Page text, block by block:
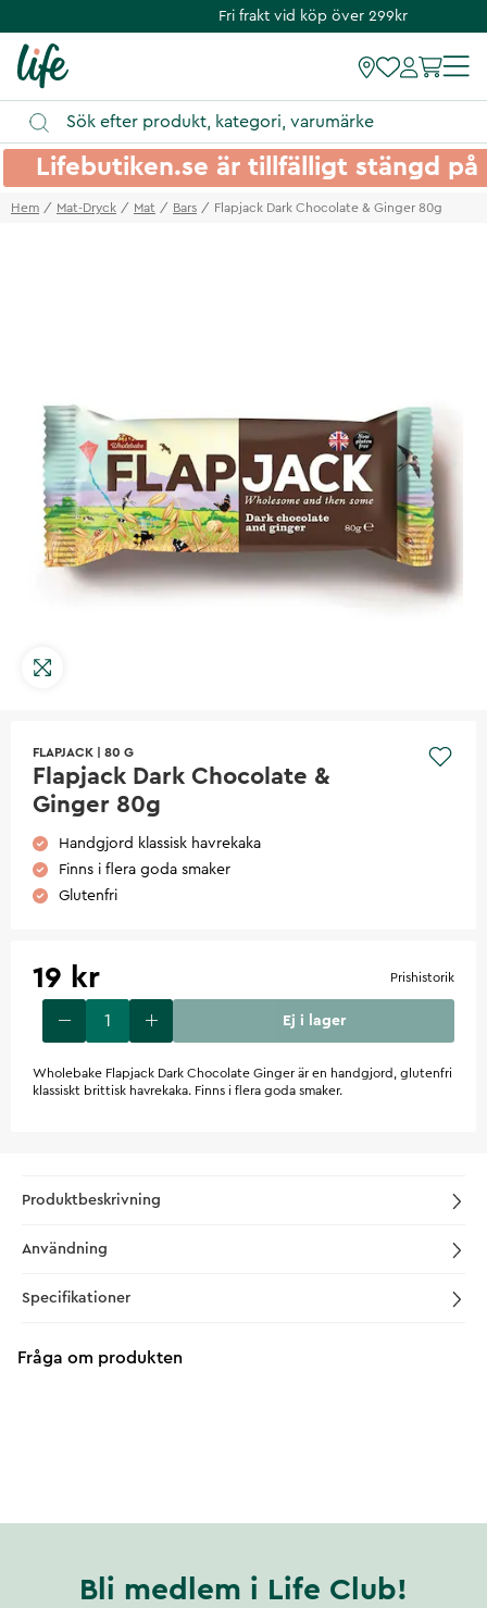
Fri frakt vid köp över 299kr
Lifebutiken.se är tillfälligt stängd
Hem Mat-Dryck Mat Bars Flapjack Dark Chocolate & Ginger 80g
FLAPJACK 80 G
Flapjack Dark Chocolate &
Ginger 80g
Handgjord klassisk havrekaka
Finns i flera goda smaker
Glutenfri
19 kr Prishistorik
Ej i lager
Wholebake Flapjack Dark Chocolate Ginger är en handgjord, glutenfri
klassiskt brittisk havrekaka. Finns i flera goda smaker.
Produktbeskrivning
Användning
Specifikationer
Fråga om produkten
Bli medlem i Life Club!